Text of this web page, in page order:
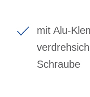
mit Alu-
Schraube